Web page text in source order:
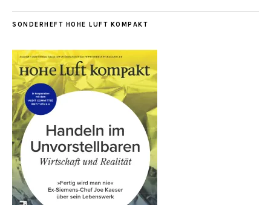
SONDERHEFT HOHE LUFT KOMPAKT